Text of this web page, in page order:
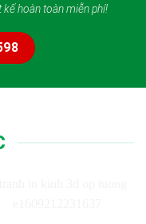
kế hoàn toàn miễn phí!